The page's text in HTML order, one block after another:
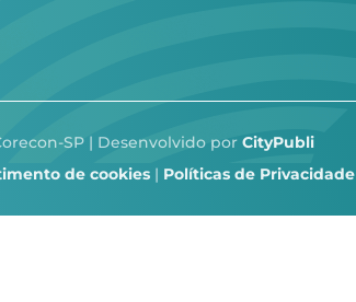
SP | Desenvolvido por CityPubli
de cookies| Políticas de Privacidade